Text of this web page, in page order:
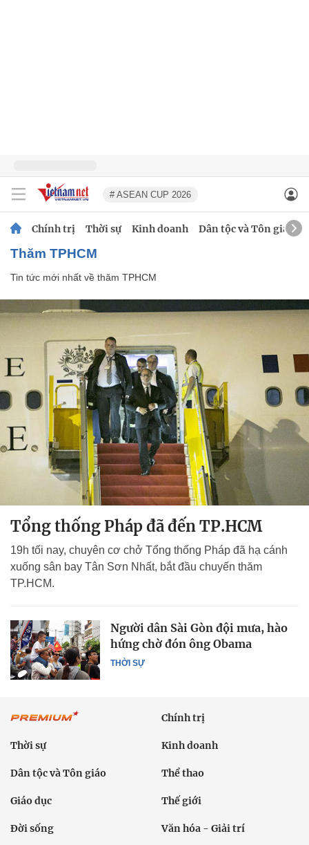
# ASEAN CUP 2026
Chính trị Thời sự Kinh doanh Dân tộc và Tôn giáo
thăm TPHCM
Tin tức mới nhất về thăm TPHCM
Tổng thống Pháp đã đến TP.HCM
19h tối nay, chuyên cơ chở Tổng thống Pháp đã hạ cánh
xuống sân bay Tân Sơn Nhất, bắt đầu chuyến thăm
TP.HCM.
THỜI SỰ
Người dân Sài Gòn đội mưa, hào
hứng chờ đón ông Obama
Chính trị
Thời sự Kinh doanh
Dân tộc và Tôn giáo Thể thao
Giáo dục Thế giới
Đời sống Văn hóa - Giải trí